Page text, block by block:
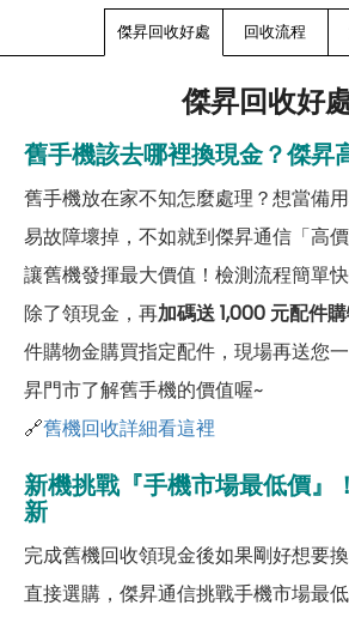
傑昇回收好處 回收流程
傑昇回收好
舊手機該去哪裡換現金？傑昇
舊手機放在家不知怎麼處理？想當備
易故障壞掉，不如就到傑昇通信「高
讓舊機發揮最大價值！檢測流程簡單
除了領現金，再加碼送 1,000 元配件
件購物金購買指定配件，現場再送您
昇門市了解舊手機的價值喔~
🔗舊機回收詳細看這裡
新機挑戰『手機市場最低價』
新
完成舊機回收領現金後如果剛好想要
直接選購，傑昇通信挑戰手機市場最